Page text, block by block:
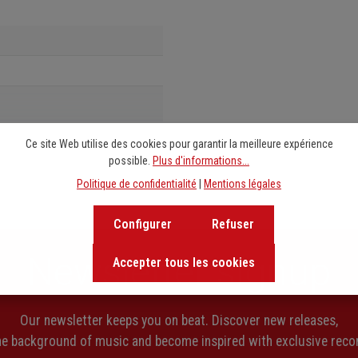
für beide
(Claudia Wälder-Jene,
Newsletter signup
Our newsletter keeps you on beat. Discover new releases,
background of music and become inspired with exclusive
Ce site Web utilise des cookies pour garantir la meilleure expérience
possible. Plus d'informations...
Politique de confidentialité
Mentions légales
Refuser
Configurer
Accepter tous les cookies